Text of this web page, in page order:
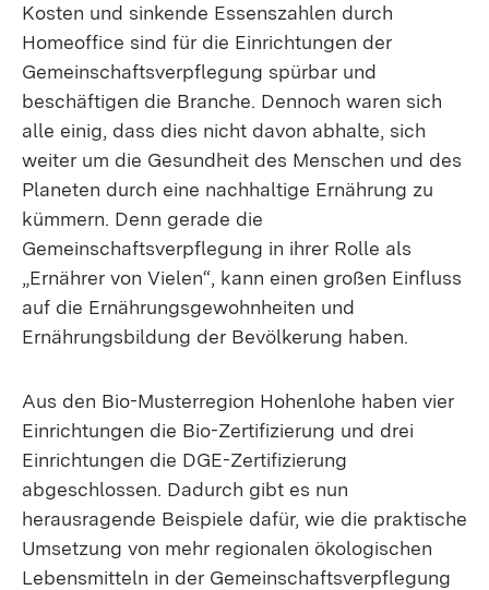
Kosten und sinkende Essenszahlen durch
Homeoffice sind für die Einrichtungen der
Gemeinschaftsverpflegung spürbar und
beschäftigen die Branche. Dennoch waren sich
alle einig, dass dies nicht davon abhalte, sich
weiter um die Gesundheit des Menschen und des
Planeten durch eine nachhaltige Ernährung zu
kümmern. Denn gerade die
Gemeinschaftsverpflegung in ihrer Rolle als
„Ernährer von Vielen“, kann einen großen Einfluss
auf die Ernährungsgewohnheiten und
Ernährungsbildung der Bevölkerung haben.
Aus den Bio-Musterregion Hohenlohe haben vier
Einrichtungen die Bio-Zertifizierung und drei
Einrichtungen die DGE-Zertifizierung
abgeschlossen. Dadurch gibt es nun
herausragende Beispiele dafür, wie die praktische
Umsetzung von mehr regionalen ökologischen
Lebensmitteln in der Gemeinschaftsverpflegung